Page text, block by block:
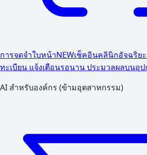
การจดจำใบหน้าNEWเช็คอินคลินิกอัจฉริยะ
ทะเบียน แจ้งเตือนรอนาน ประมวลผลบนอุ
AI สำหรับองค์กร (ข้ามอุตสาหกรรม)